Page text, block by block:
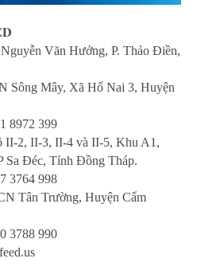
Văn Hưởng, P. Thảo Điền,
Sông Mây, Xã Hố Nai 3, Huyện
8972 399
II-2, II-3, II-4 và II-5, Khu A1,
Sa Đéc, Tỉnh Đồng Tháp.
3764 998
Tân Trường, Huyện Cẩm
3788 990